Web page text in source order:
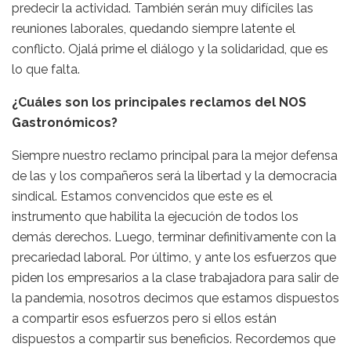
predecir la actividad. También serán muy difíciles las
reuniones laborales, quedando siempre latente el
conflicto. Ojalá prime el diálogo y la solidaridad, que es
lo que falta.
¿Cuáles son los principales reclamos del NOS
Gastronómicos?
Siempre nuestro reclamo principal para la mejor defensa
de las y los compañeros será la libertad y la democracia
sindical. Estamos convencidos que este es el
instrumento que habilita la ejecución de todos los
demás derechos. Luego, terminar definitivamente con la
precariedad laboral. Por último, y ante los esfuerzos que
piden los empresarios a la clase trabajadora para salir de
la pandemia, nosotros decimos que estamos dispuestos
a compartir esos esfuerzos pero si ellos están
dispuestos a compartir sus beneficios. Recordemos que